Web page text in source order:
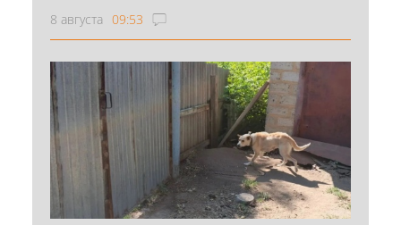
8 августа 09:53